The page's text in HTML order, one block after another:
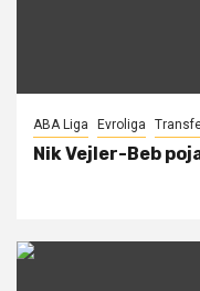
ABA Liga Evroliga
Nik Vejler-Beb